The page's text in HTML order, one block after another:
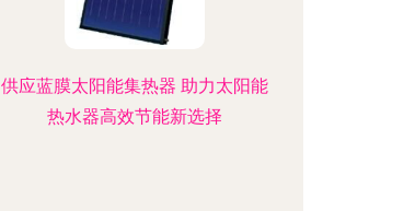
供应蓝膜太阳能集热器 助力太阳能
热水器高效节能新选择